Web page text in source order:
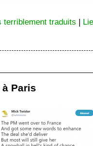
terriblement traduits |
Paris